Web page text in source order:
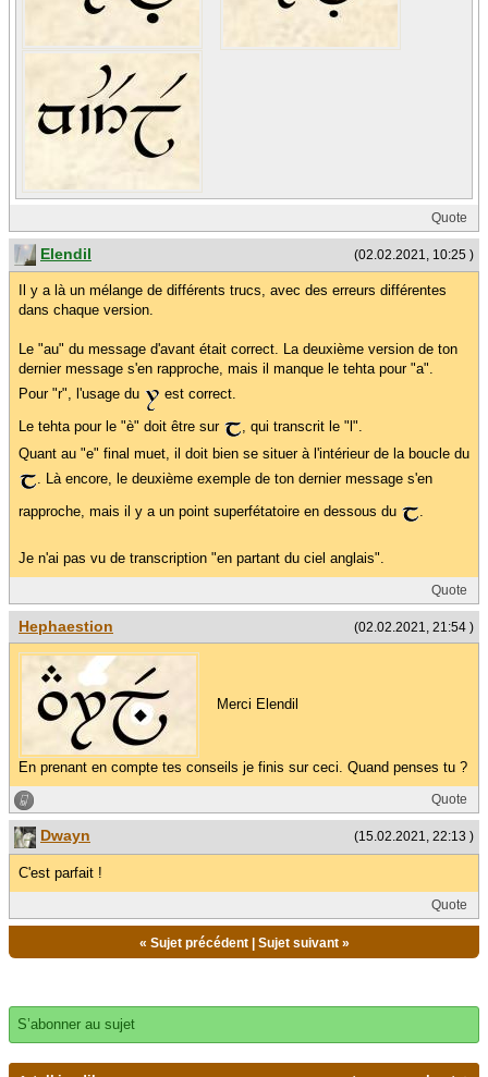
Quote
(02.02.2021, 10:25 )
Elendil
Il y a là un mélange de différents trucs, avec des erreurs différentes
dans chaque version.
Le "au" du message d'avant était correct. La deuxième version de ton
dernier message s'en rapproche, mais il manque le tehta pour "a".
Pour "r", l'usage du
est correct.
Le tehta pour le "è" doit être sur
, qui transcrit le "l".
Quant au "e" final muet, il doit bien se situer à l'intérieur de la boucle du
. Là encore, le deuxième exemple de ton dernier message s'en
rapproche, mais il y a un point superfétatoire en dessous du
.
Je n'ai pas vu de transcription "en partant du ciel anglais".
Quote
(02.02.2021, 21:54 )
Hephaestion
Merci Elendil
En prenant en compte tes conseils je finis sur ceci. Quand penses tu ?
Quote
(15.02.2021, 22:13 )
Dwayn
C'est parfait !
Quote
« Sujet précédent| Sujet suivant»
S’abonner au sujet